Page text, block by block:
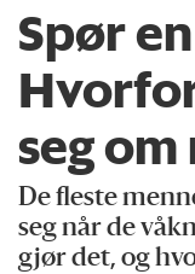
Spør
seg om
De fleste
seg når de
gjør det, og